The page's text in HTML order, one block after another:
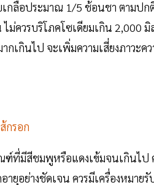
กลือประมาณ 1/5 ช้อนชา ตามปก
ม่ควรบริโภคโซเดียมเกิน 2,000
ากเกินไป จะเพิ่มความเสี่ยงภาว
กรอก
ที่มีสีชมพูหรือแดงเข้มจนเกินไป
ยุอย่างชัดเจน ควรมีเครื่องหมายรั